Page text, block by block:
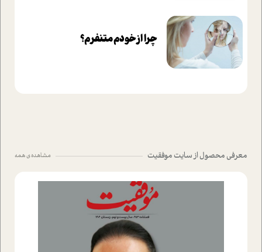
چرا از خودم متنفرم؟
معرفی محصول از سایت موفقیت مشاهده ی همه